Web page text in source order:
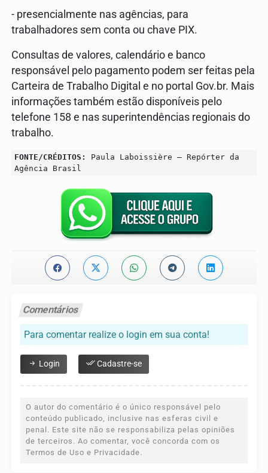
- presencialmente nas agências, para
trabalhadores sem conta ou chave PIX.
Consultas de valores, calendário e banco
responsável pelo pagamento podem ser feitas pela
Carteira de Trabalho Digital e no portal Gov.br. Mais
informações também estão disponíveis pelo
telefone 158 e nas superintendências regionais do
trabalho.
FONTE/CRÉDITOS:
Paula Laboissière – Repórter da
Agência Brasil
Comentários
Para comentar realize o login em sua conta!
Login Cadastre-se
O autor do comentário é o único responsável pelo
conteúdo publicado, inclusive nas esferas civil e
penal. Este site não se responsabiliza pelas opiniões
de terceiros. Ao comentar, você concorda com os
Termos de Uso e Privacidade.